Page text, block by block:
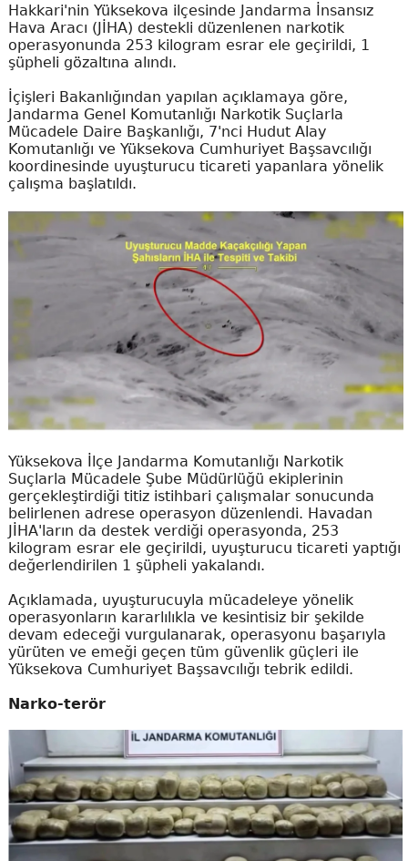
Hakkari'nin Yüksekova ilçesinde Jandarma İnsansız
Hava Aracı (JİHA) destekli düzenlenen narkotik
operasyonunda 253 kilogram esrar ele geçirildi, 1
şüpheli gözaltına alındı.
İçişleri Bakanlığından yapılan açıklamaya göre,
Jandarma Genel Komutanlığı Narkotik Suçlarla
Mücadele Daire Başkanlığı, 7'nci Hudut Alay
Komutanlığı ve Yüksekova Cumhuriyet Başsavcılığı
koordinesinde uyuşturucu ticareti yapanlara yönelik
çalışma başlatıldı.
Yüksekova İlçe Jandarma Komutanlığı Narkotik
Suçlarla Mücadele Şube Müdürlüğü ekiplerinin
gerçekleştirdiği titiz istihbari çalışmalar sonucunda
belirlenen adrese operasyon düzenlendi. Havadan
JİHA'ların da destek verdiği operasyonda, 253
kilogram esrar ele geçirildi, uyuşturucu ticareti yaptığı
değerlendirilen 1 şüpheli yakalandı.
Açıklamada, uyuşturucuyla mücadeleye yönelik
operasyonların kararlılıkla ve kesintisiz bir şekilde
devam edeceği vurgulanarak, operasyonu başarıyla
yürüten ve emeği geçen tüm güvenlik güçleri ile
Yüksekova Cumhuriyet Başsavcılığı tebrik edildi.
Narko-terör